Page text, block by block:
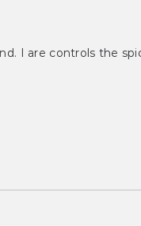
I are controls the